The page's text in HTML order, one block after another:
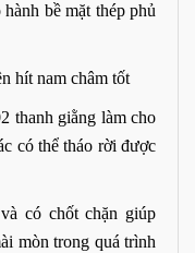
bề mặt thép phủ
hít nam châm tốt
thanh giằng làm cho
có thể tháo rời được
có chốt chặn giúp
mòn trong quá trình